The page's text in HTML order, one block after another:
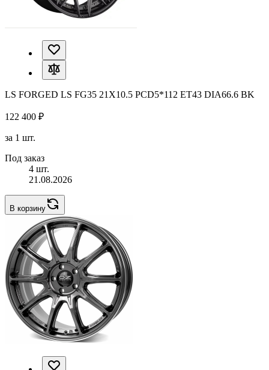
LS FORGED LS FG35 21X10.5 PCD5*112 ET43 DIA66.6 BK
122 400 ₽
за 1 шт.
Под заказ
4 шт.
21.08.2026
В корзину